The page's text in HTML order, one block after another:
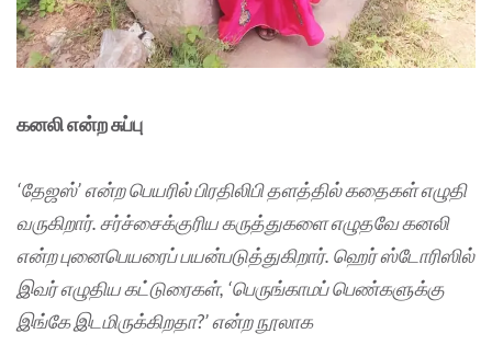
கனலி என்ற சுப்பு
‘தேஜஸ்’ என்ற பெயரில் பிரதிலிபி தளத்தில் கதைகள் எழுதி
வருகிறார். சர்ச்சைக்குரிய கருத்துகளை எழுதவே கனலி
என்ற புனைபெயரைப் பயன்படுத்துகிறார். ஹெர் ஸ்டோரிஸில்
இவர் எழுதிய கட்டுரைகள், ‘பெருங்காமப் பெண்களுக்கு
இங்கே இடமிருக்கிறதா?’ என்ற நூலாக